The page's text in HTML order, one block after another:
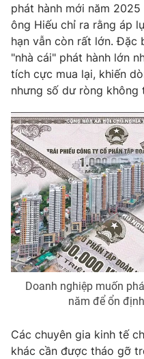
Theo dõi báo trên
Cơ quan chủ quản:
Đài
Cơ quan báo chí:Thời báo
Giấy phép hoạt động báo in
cấp ngày 29/12/2023
Tổng Biên tập:
Vũ Thanh
Phó Tổng Biên tập:Nguyễn
Nguyễn Trọng Ninh
Tổng đài VTV:024.38 355
Ðiện thoại Thời báo VTV:
Email:toasoan@vtv.vn
Liên hệ quảng cáo:024-
phát hành mới năm
ông Hiếu chỉ ra rằng áp
hạn vẫn còn rất lớn. Đặc
"nhà cái" phát hành lớn
tích cực mua lại, khiến
nhưng số dư ròng
Doanh nghiệp muốn
năm để ổn
Các chuyên gia kinh tế
khác cần được tháo gỡ